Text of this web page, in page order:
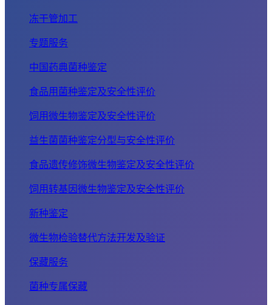
冻干管加工
专题服务
中国药典菌种鉴定
食品用菌种鉴定及安全性评价
饲用微生物鉴定及安全性评价
益生菌菌种鉴定分型与安全性评价
食品遗传修饰微生物鉴定及安全性评价
饲用转基因微生物鉴定及安全性评价
新种鉴定
微生物检验替代方法开发及验证
保藏服务
菌种专属保藏